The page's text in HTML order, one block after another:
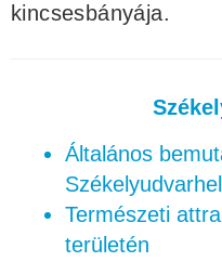
kincsesbányája.
Általános
Természeti
területén